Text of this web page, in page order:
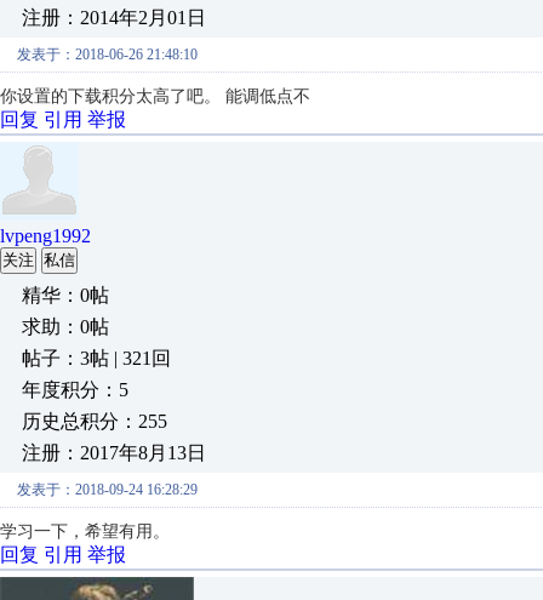
注册：2014年2月01日
发表于：2018-06-26 21:48:10
你设置的下载积分太高了吧。 能调低点不
回复 引用 举报
lvpeng1992
关注 私信
精华：0帖
求助：0帖
帖子：3帖 | 321回
年度积分：5
历史总积分：255
注册：2017年8月13日
发表于：2018-09-24 16:28:29
学习一下，希望有用。
回复 引用 举报